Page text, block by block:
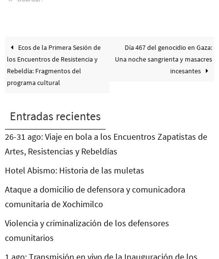
Ecos de la Primera Sesión de
los Encuentros de Resistencia y
Rebeldía: Fragmentos del
programa cultural
Día 467 del genocidio en Gaza:
Una noche sangrienta y masacres
incesantes
Entradas recientes
26-31 ago: Viaje en bola a los Encuentros Zapatistas de
Artes, Resistencias y Rebeldías
Hotel Abismo: Historia de las muletas
Ataque a domicilio de defensora y comunicadora
comunitaria de Xochimilco
Violencia y criminalización de los defensores
comunitarios